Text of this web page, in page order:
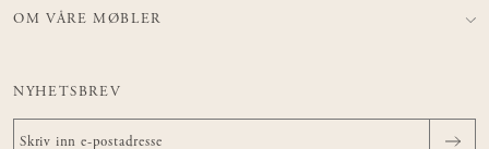
OM VÅRE MØBLER
NYHETSBREV